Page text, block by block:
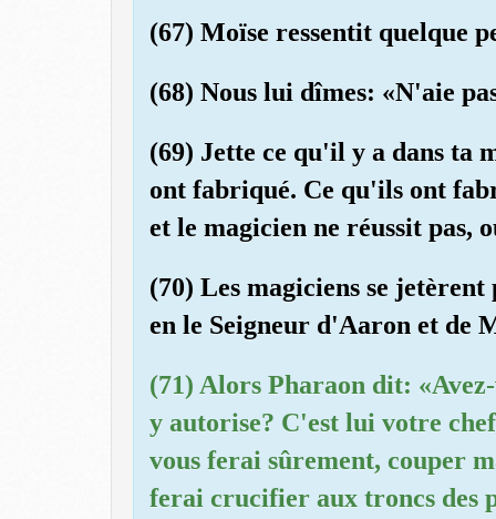
(67) Moïse ressentit quelque
(68) Nous lui dîmes: «N'aie
(69) Jette ce qu'il y a dans ta
ont fabriqué. Ce qu'ils ont
et le magicien ne réussit pas,
(70) Les magiciens se
en le Seigneur d'Aaron et de
(71) Alors Pharaon dit:
y autorise? C'est lui votre
vous ferai sûrement, couper
ferai crucifier aux troncs des